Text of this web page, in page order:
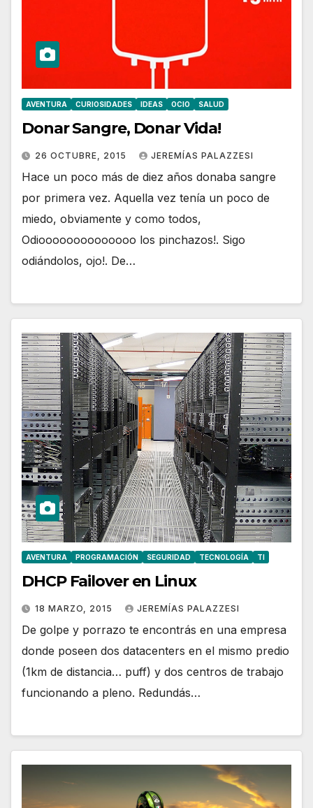
AVENTURA CURIOSIDADES IDEAS OCIO SALUD
Donar Sangre, Donar Vida!
26 OCTUBRE, 2015 JEREMÍAS PALAZZESI
Hace un poco más de diez años donaba sangre
por primera vez. Aquella vez tenía un poco de
miedo, obviamente y como todos,
Odioooooooooooooo los pinchazos!. Sigo
odiándolos, ojo!. De…
AVENTURA PROGRAMACIÓN SEGURIDAD TECNOLOGÍA TI
DHCP Failover en Linux
18 MARZO, 2015 JEREMÍAS PALAZZESI
De golpe y porrazo te encontrás en una empresa
donde poseen dos datacenters en el mismo predio
(1km de distancia… puff) y dos centros de trabajo
funcionando a pleno. Redundás…